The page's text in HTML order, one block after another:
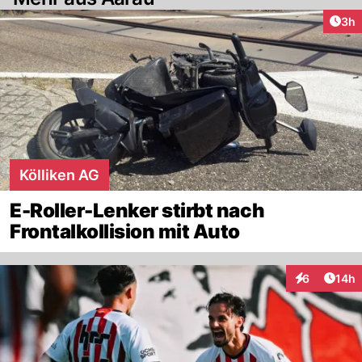
3h
Kölliken AG
E-Roller-Lenker stirbt nach
Frontalkollision mit Auto
6
Interaktionen
14h